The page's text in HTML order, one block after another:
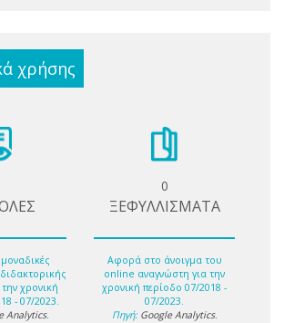
χρήσης
χρονική
- 07/2023.
Analytics.
0
ΞΕΦΥΛΛΙΣΜΑΤΑ
Αφορά στο άνοιγμα του
online αναγνώστη για την
χρονική περίοδο 07/2018 -
07/2023.
Πηγή: Google Analytics.